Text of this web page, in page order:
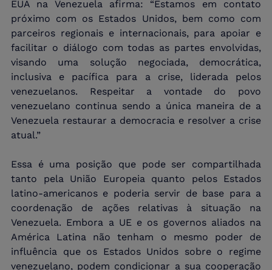
EUA na Venezuela afirma: “Estamos em contato
próximo com os Estados Unidos, bem como com
parceiros regionais e internacionais, para apoiar e
facilitar o diálogo com todas as partes envolvidas,
visando uma solução negociada, democrática,
inclusiva e pacífica para a crise, liderada pelos
venezuelanos. Respeitar a vontade do povo
venezuelano continua sendo a única maneira de a
Venezuela restaurar a democracia e resolver a crise
atual.”
Essa é uma posição que pode ser compartilhada
tanto pela União Europeia quanto pelos Estados
latino-americanos e poderia servir de base para a
coordenação de ações relativas à situação na
Venezuela. Embora a UE e os governos aliados na
América Latina não tenham o mesmo poder de
influência que os Estados Unidos sobre o regime
venezuelano, podem condicionar a sua cooperação